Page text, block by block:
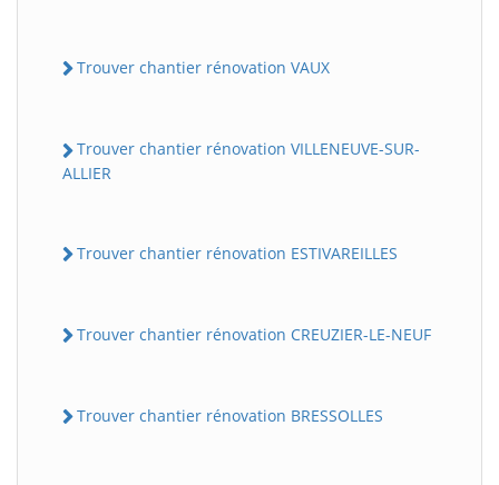
Trouver chantier rénovation VAUX
Trouver chantier rénovation VILLENEUVE-SUR-
ALLIER
Trouver chantier rénovation ESTIVAREILLES
Trouver chantier rénovation CREUZIER-LE-NEUF
Trouver chantier rénovation BRESSOLLES